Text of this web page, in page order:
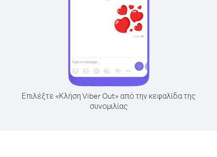
Επιλέξτε «Κλήση Viber Out» από την κεφαλίδα της
συνομιλίας